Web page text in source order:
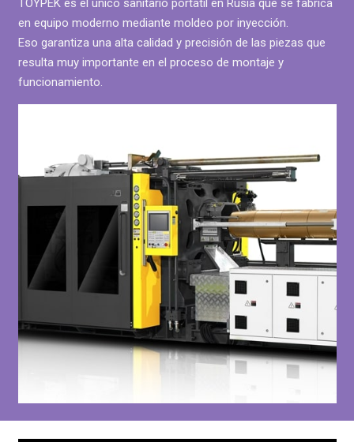
TOYPEK es el único sanitario portátil en Rusia que se fabrica
en equipo moderno mediante moldeo por inyección.
Eso garantiza una alta calidad y precisión de las piezas que
resulta muy importante en el proceso de montaje y
funcionamiento.